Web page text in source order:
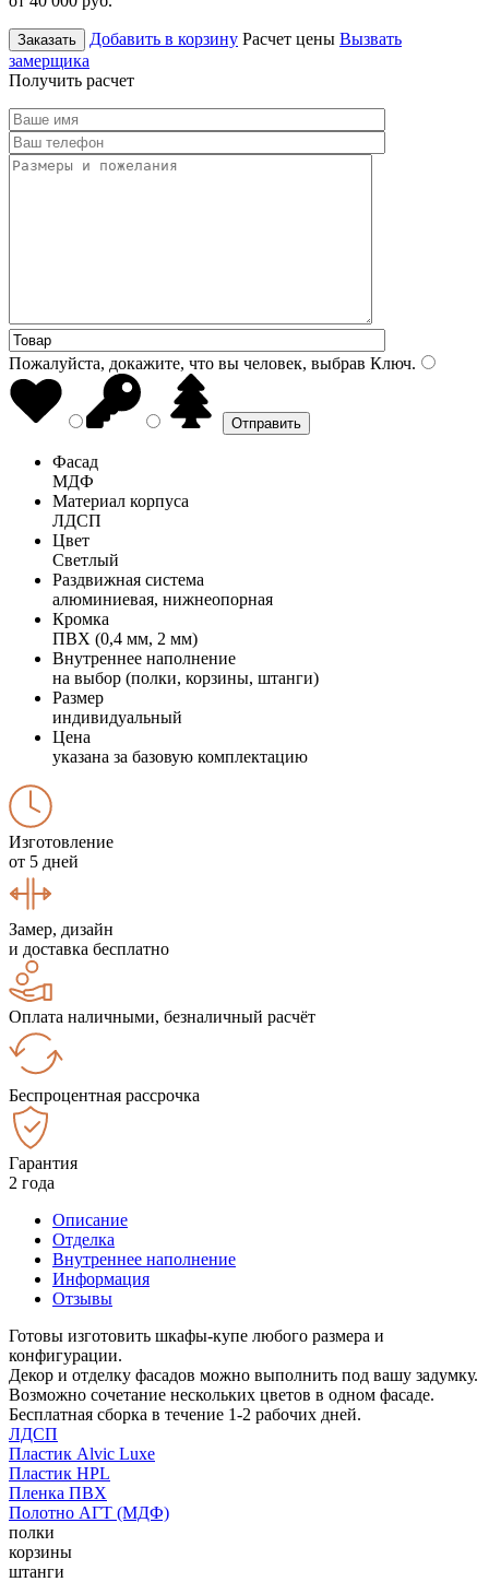
Заказать Добавить в корзину Расчет цены Вызвать
замерщика
Получить расчет
Пожалуйста, докажите, что вы человек, выбрав Ключ.
Фасад
МДФ
Материал корпуса
ЛДСП
Цвет
Светлый
Раздвижная система
алюминиевая, нижнеопорная
Кромка
ПВХ (0,4 мм, 2 мм)
Внутреннее наполнение
на выбор (полки, корзины, штанги)
Размер
индивидуальный
Цена
указана за базовую комплектацию
Изготовление
от 5 дней
Замер, дизайн
и доставка бесплатно
Оплата наличными, безналичный расчёт
Беспроцентная рассрочка
Гарантия
2 года
Описание
Отделка
Внутреннее наполнение
Информация
Отзывы
Готовы изготовить шкафы-купе любого размера и
конфигурации.
Декор и отделку фасадов можно выполнить под вашу задумку.
Возможно сочетание нескольких цветов в одном фасаде.
Бесплатная сборка в течение 1-2 рабочих дней.
ЛДСП
Пластик Alvic Luxe
Пластик HPL
Пленка ПВХ
Полотно АГТ (МДФ)
полки
корзины
штанги